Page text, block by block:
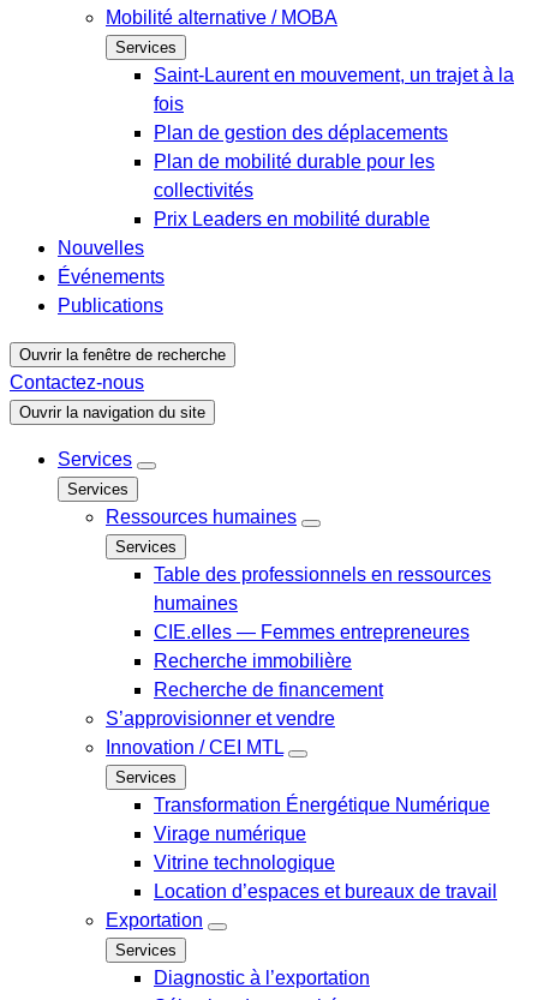
Mobilité alternative / MOBA
Services
Saint-Laurent en mouvement, un trajet à la
fois
Plan de gestion des déplacements
Plan de mobilité durable pour les
collectivités
Prix Leaders en mobilité durable
Nouvelles
Événements
Publications
Ouvrir la fenêtre de recherche
Contactez-nous
Ouvrir la navigation du site
Services
Services
Ressources humaines
Services
Table des professionnels en ressources
humaines
CIE.elles — Femmes entrepreneures
Recherche immobilière
Recherche de financement
S’approvisionner et vendre
Innovation / CEI MTL
Services
Transformation Énergétique Numérique
Virage numérique
Vitrine technologique
Location d’espaces et bureaux de travail
Exportation
Services
Diagnostic à l’exportation